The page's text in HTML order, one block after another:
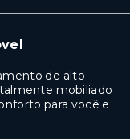
de alto
mobiliado
para você e